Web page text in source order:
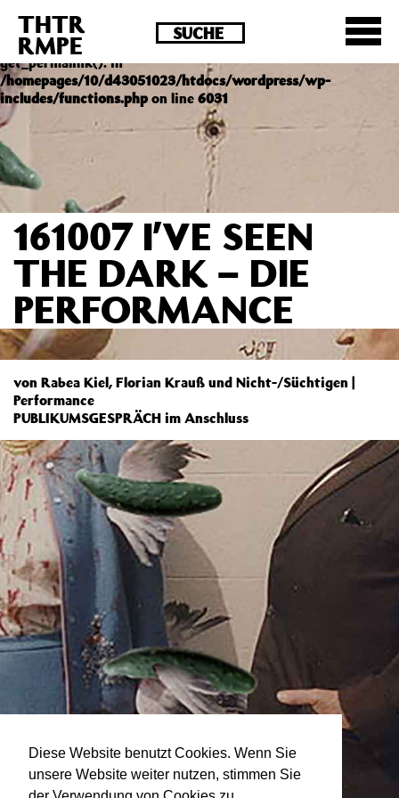
Diese Website benutzt Cookies. Wenn Sie
unsere Website weiter nutzen, stimmen Sie
Deprecated : Die Funktion post_permalink ist seit
Version 4.4.0 veraltet! Verwende stattdessen
get_permalink(). in
/homepages/10/d43051023/htdocs/wordpress/wp-
includes/functions.phpon line 6031
THTR
RMPE
161007 I’VE SEEN
THE DARK – DIE
PERFORMANCE
von Rabea Kiel, Florian Krauß und Nicht-/Süchtigen |
Performance
PUBLIKUMSGESPRÄCH im Anschluss